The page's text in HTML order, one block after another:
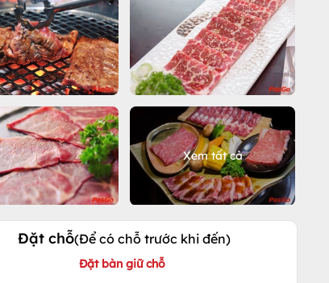
Xem tất cả
Đặt chỗ(Để có chỗ trước khi đến)
Đặt bàn giữ chỗ